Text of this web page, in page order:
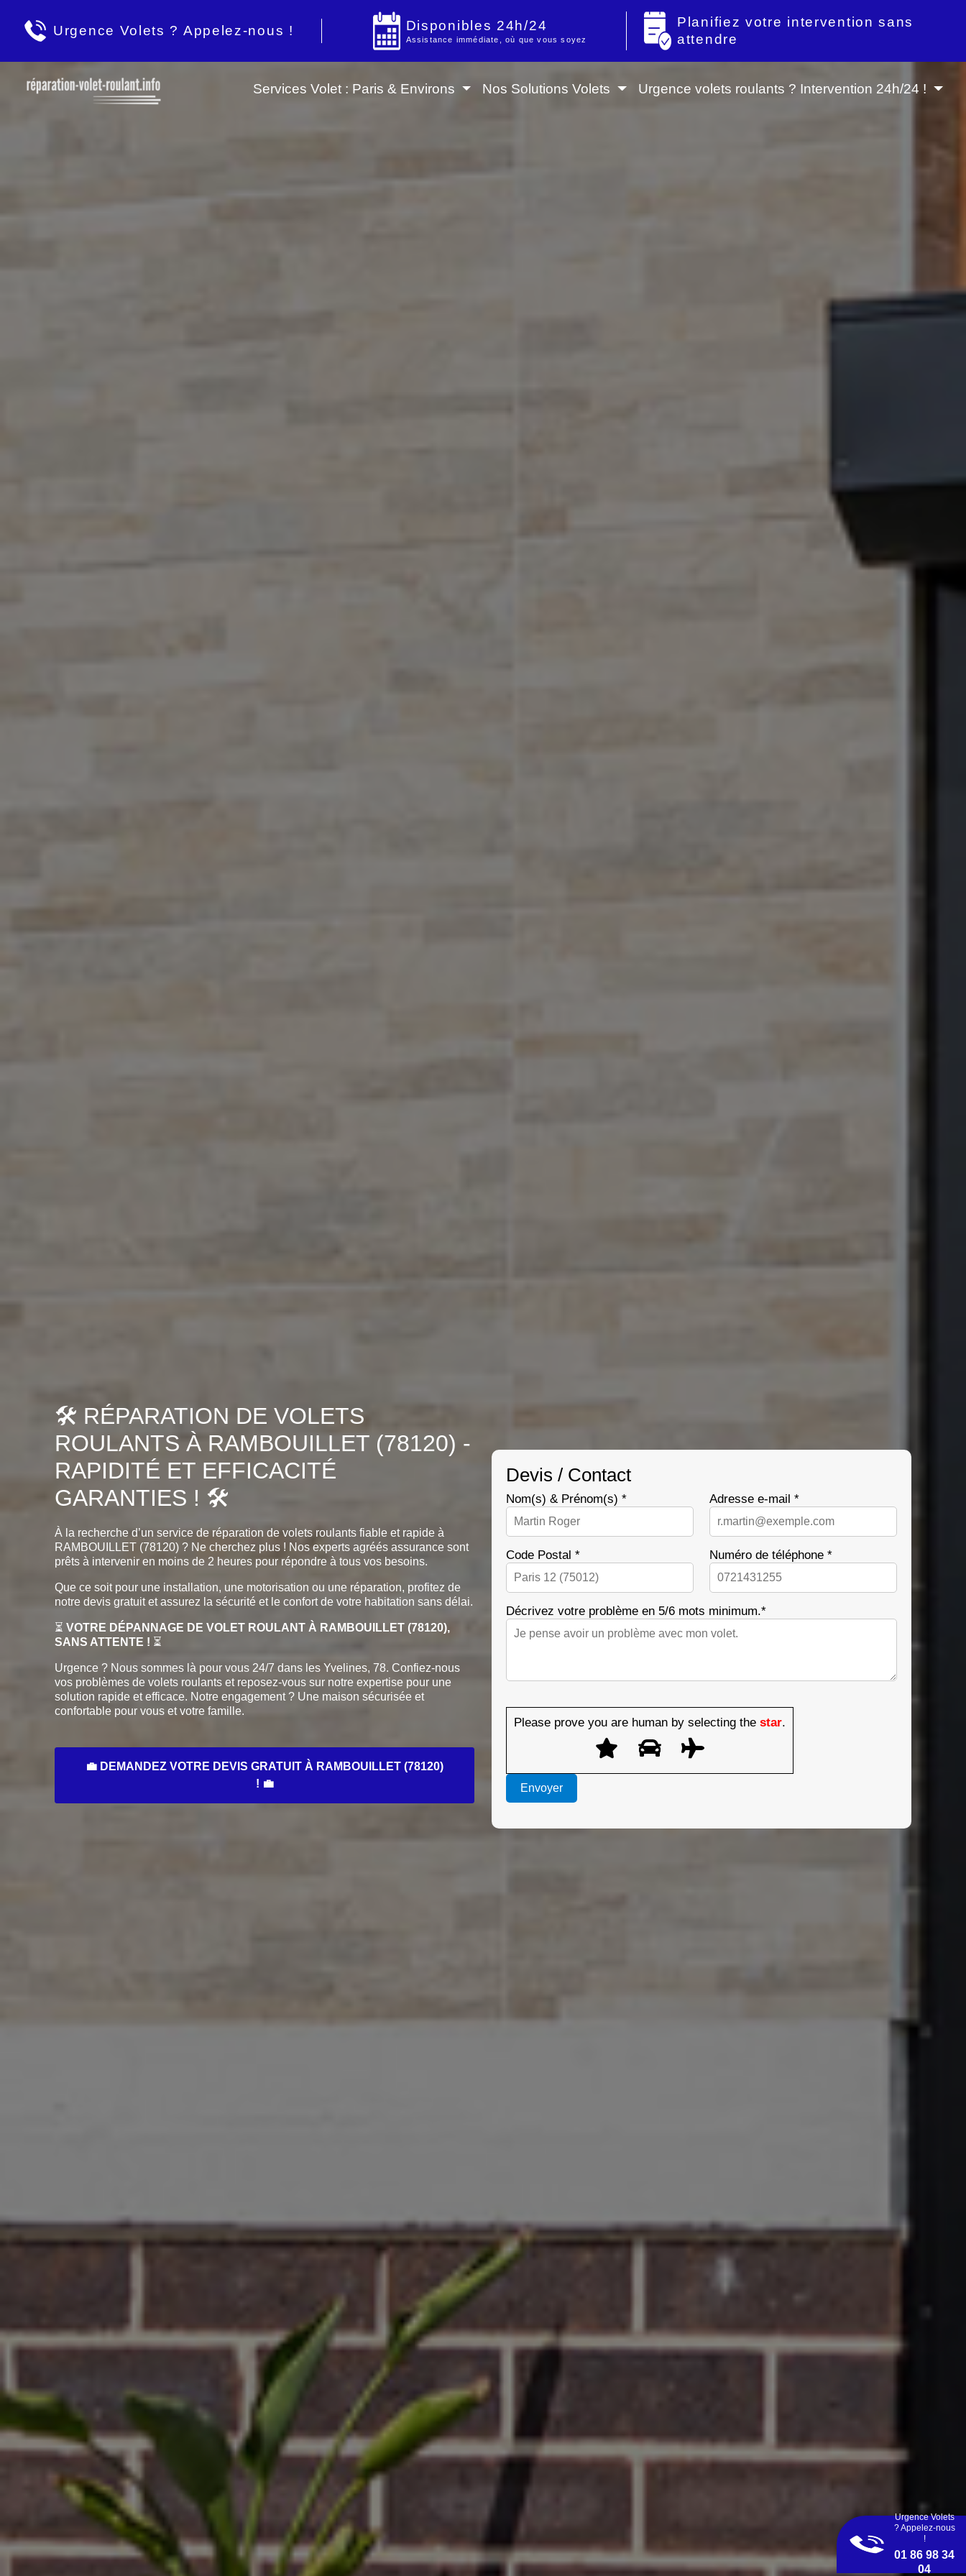
Urgence Volets ? Appelez-nous ! Disponibles 24h/24
Assistance immédiate, où que vous soyez
Planifiez votre intervention sans
attendre
Services Volet : Paris & Environs Nos Solutions Volets Urgence volets roulants ? Intervention 24h/24 !
🛠️ RÉPARATION DE VOLETS
ROULANTS À RAMBOUILLET (78120) -
RAPIDITÉ ET EFFICACITÉ
GARANTIES ! 🛠️
À la recherche d’un service de réparation de volets roulants fiable et rapide à
RAMBOUILLET (78120) ? Ne cherchez plus ! Nos experts agréés assurance sont
prêts à intervenir en moins de 2 heures pour répondre à tous vos besoins.
Que ce soit pour une installation, une motorisation ou une réparation, profitez de
notre devis gratuit et assurez la sécurité et le confort de votre habitation sans délai.
⏳ VOTRE DÉPANNAGE DE VOLET ROULANT À RAMBOUILLET (78120),
SANS ATTENTE ! ⏳
Urgence ? Nous sommes là pour vous 24/7 dans les Yvelines, 78. Confiez-nous
vos problèmes de volets roulants et reposez-vous sur notre expertise pour une
solution rapide et efficace. Notre engagement ? Une maison sécurisée et
confortable pour vous et votre famille.
💼 DEMANDEZ VOTRE DEVIS GRATUIT À RAMBOUILLET (78120)
! 💼
Devis / Contact
Nom(s) & Prénom(s) * Adresse e-mail *
Code Postal * Numéro de téléphone *
Décrivez votre problème en 5/6 mots minimum.*
Please prove you are human by selecting the star.
Urgence Volets
? Appelez-nous
!
01 86 98 34
04